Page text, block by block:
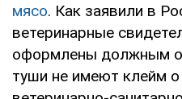
мясо. Как заявили в
ветеринарные
оформлены должным
туши не имеют клейм